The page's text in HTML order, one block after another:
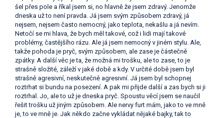
šel přes pole a říkal jsem si, no hlavně že jsem zdravý. Jenomže
dneska už to není pravda. Já jsem svým způsobem zdravý, já
nejsem, nejsem často nemocný, jako teplota, nekašlu a já nevím.
Netočí se mi hlava, že bych měl takové, což i lidi mají takové
problémy, častějšího rázu. Ale já jsem nemocný v jiném stylu. Ale,
takže pohoda je pryč, svým způsobem, ale zase je částečně
zpátky. A další věc je ta, že možná mi trošku, ale to zase, to je
strašně složité, záleží v jaké době a kdy. V určité době jsem byl
strašně agresivní, neskutečně agresivní. Já jsem byl schopnej
roztrhat si bundu na posezení. A pak mi přijde další a zas bych si ji
roztrhal. Jo, ale to už je dneska pryč. Spoustu věcí jsem se naučil
řešit trošku už jiným způsobem. Ale nervy furt mám, jako to ve mně
je, to ve mně je. Jak někdo začne vykládat nějaké bajky, tak to